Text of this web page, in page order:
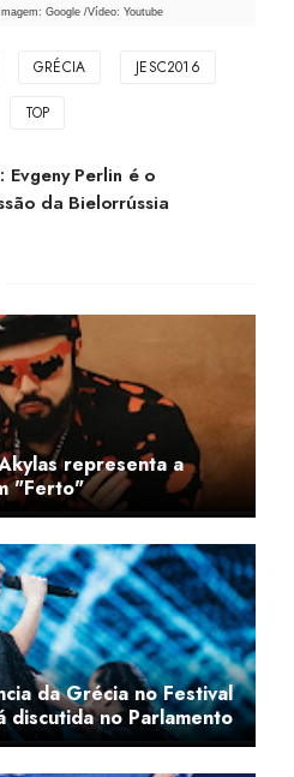
Google /Vídeo: Youtube
GRÉCIA JESC2016
TOP
Evgeny Perlin é o
da Bielorrússia
representa a
"Ferto"
da Grécia no Festival
no Parlamento